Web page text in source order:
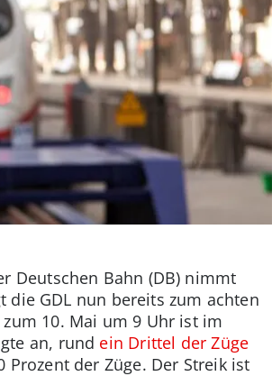
Deutschen Bahn (DB) nimmt
GDL nun bereits zum achten
10. Mai um 9 Uhr ist im
an, rund ein Drittel der Züge
der Züge. Der Streik ist